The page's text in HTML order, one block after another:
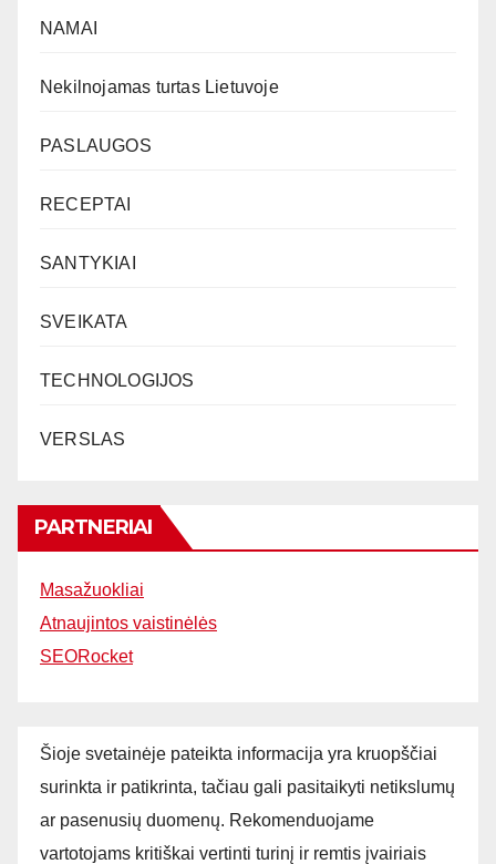
NAMAI
Nekilnojamas turtas Lietuvoje
PASLAUGOS
RECEPTAI
SANTYKIAI
SVEIKATA
TECHNOLOGIJOS
VERSLAS
PARTNERIAI
Masažuokliai
Atnaujintos vaistinėlės
SEORocket
Šioje svetainėje pateikta informacija yra kruopščiai
surinkta ir patikrinta, tačiau gali pasitaikyti netikslumų
ar pasenusių duomenų. Rekomenduojame
vartotojams kritiškai vertinti turinį ir remtis įvairiais